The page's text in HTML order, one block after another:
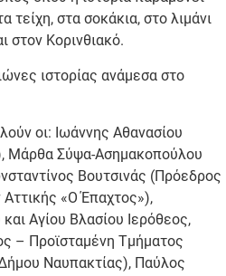
στα σοκάκια, στο λιμάνι
στον Κορινθιακό.
ιστορίας ανάμεσα στο
οι: Ιωάννης Αθανασίου
Μάρθα Σύψα-Ασημακοπούλου
Βουτσινάς (Πρόεδρος
«Ο Έπαχτος»),
Αγίου Βλασίου Ιερόθεος,
– Προϊσταμένη Τμήματος
Ναυπακτίας), Παύλος